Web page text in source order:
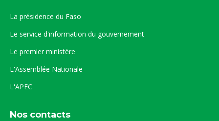
La présidence du Faso
Le service d'information du gouvernement
Le premier ministère
L'Assemblée Nationale
L'APEC
Nos contacts